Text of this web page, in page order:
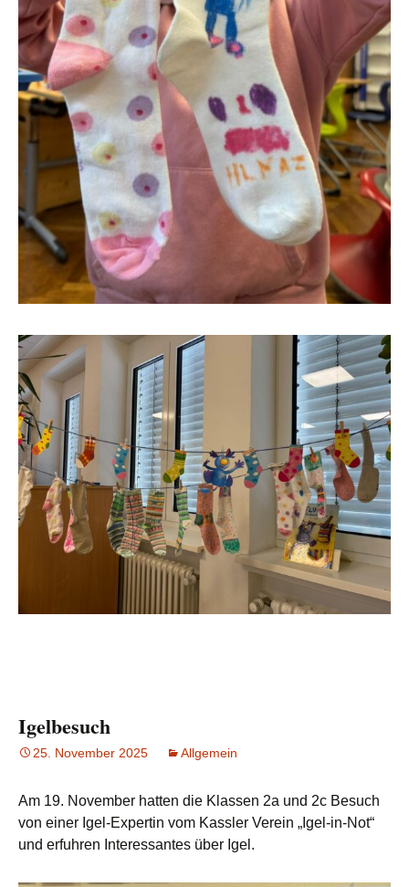
Igelbesuch
25. November 2025 Allgemein
Am 19. November hatten die Klassen 2a und 2c Besuch
von einer Igel-Expertin vom Kassler Verein „Igel-in-Not“
und erfuhren Interessantes über Igel.